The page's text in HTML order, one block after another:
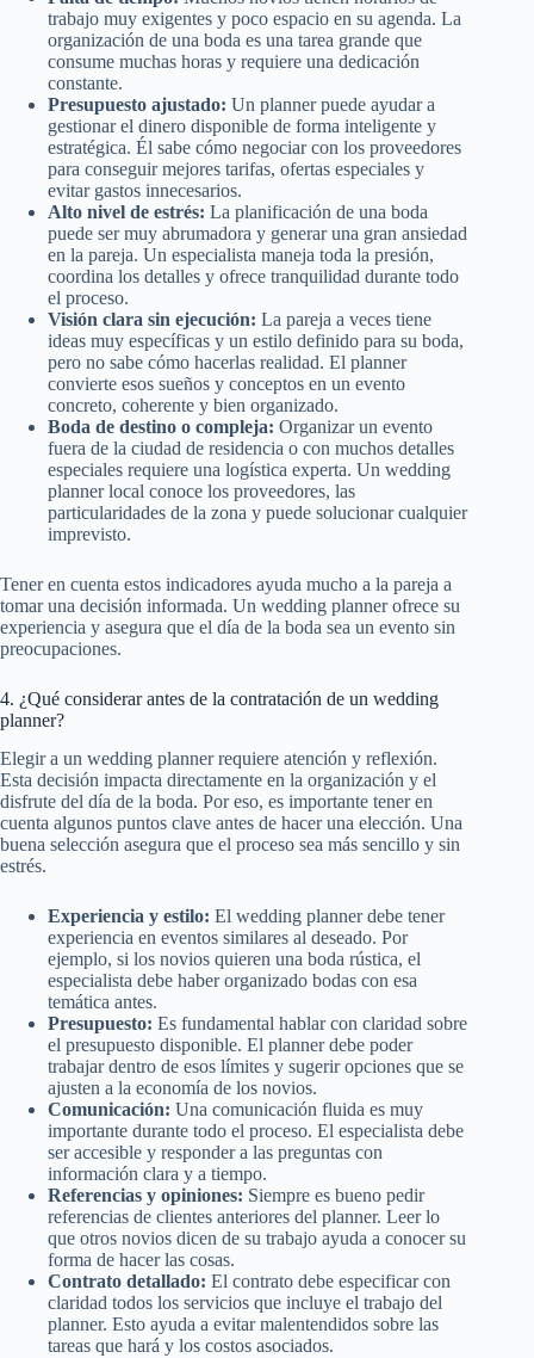
trabajo muy exigentes y poco espacio en su agenda. La
organización de una boda es una tarea grande que
consume muchas horas y requiere una dedicación
constante.
Presupuesto ajustado: Un planner puede ayudar a
gestionar el dinero disponible de forma inteligente y
estratégica. Él sabe cómo negociar con los proveedores
para conseguir mejores tarifas, ofertas especiales y
evitar gastos innecesarios.
Alto nivel de estrés: La planificación de una boda
puede ser muy abrumadora y generar una gran ansiedad
en la pareja. Un especialista maneja toda la presión,
coordina los detalles y ofrece tranquilidad durante todo
el proceso.
Visión clara sin ejecución: La pareja a veces tiene
ideas muy específicas y un estilo definido para su boda,
pero no sabe cómo hacerlas realidad. El planner
convierte esos sueños y conceptos en un evento
concreto, coherente y bien organizado.
Boda de destino o compleja: Organizar un evento
fuera de la ciudad de residencia o con muchos detalles
especiales requiere una logística experta. Un wedding
planner local conoce los proveedores, las
particularidades de la zona y puede solucionar cualquier
imprevisto.
Tener en cuenta estos indicadores ayuda mucho a la pareja a
tomar una decisión informada. Un wedding planner ofrece su
experiencia y asegura que el día de la boda sea un evento sin
preocupaciones.
4. ¿Qué considerar antes de la contratación de un wedding
planner?
Elegir a un wedding planner requiere atención y reflexión.
Esta decisión impacta directamente en la organización y el
disfrute del día de la boda. Por eso, es importante tener en
cuenta algunos puntos clave antes de hacer una elección. Una
buena selección asegura que el proceso sea más sencillo y sin
estrés.
Experiencia y estilo: El wedding planner debe tener
experiencia en eventos similares al deseado. Por
ejemplo, si los novios quieren una boda rústica, el
especialista debe haber organizado bodas con esa
temática antes.
Presupuesto: Es fundamental hablar con claridad sobre
el presupuesto disponible. El planner debe poder
trabajar dentro de esos límites y sugerir opciones que se
ajusten a la economía de los novios.
Comunicación: Una comunicación fluida es muy
importante durante todo el proceso. El especialista debe
ser accesible y responder a las preguntas con
información clara y a tiempo.
Referencias y opiniones: Siempre es bueno pedir
referencias de clientes anteriores del planner. Leer lo
que otros novios dicen de su trabajo ayuda a conocer su
forma de hacer las cosas.
Contrato detallado: El contrato debe especificar con
claridad todos los servicios que incluye el trabajo del
planner. Esto ayuda a evitar malentendidos sobre las
tareas que hará y los costos asociados.